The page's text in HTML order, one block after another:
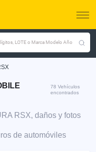
LOTE o Marca Modelo Año
78 Vehículos
encontrados
RSX, daños y fotos
de automóviles